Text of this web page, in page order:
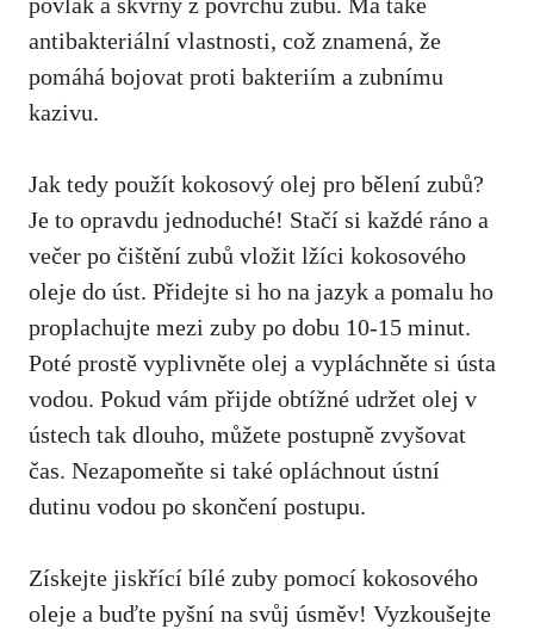
antibakteriální vlastnosti, což znamená, že
pomáhá bojovat proti bakteriím a zubnímu
kazivu.
Jak tedy použít kokosový olej pro bělení zubů?
Je to opravdu jednoduché! Stačí si každé ráno a
večer po čištění zubů vložit lžíci kokosového
oleje do úst. Přidejte si ho na jazyk a pomalu ho
proplachujte mezi zuby po dobu 10-15 minut.
Poté prostě vyplivněte olej a vypláchněte si ústa
vodou. Pokud vám přijde obtížné udržet olej v
ústech tak dlouho, můžete postupně zvyšovat
čas. Nezapomeňte si také opláchnout ústní
dutinu vodou po skončení postupu.
Získejte jiskřící bílé zuby pomocí kokosového
oleje a buďte pyšní na svůj úsměv! Vyzkoušejte